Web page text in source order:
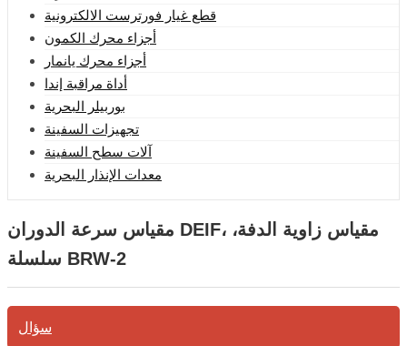
قطع غيار فورترست الالكترونية
أجزاء محرك الكمون
أجزاء محرك يانمار
أداة مراقبة إندا
بوربيلر البحرية
تجهيزات السفينة
آلات سطح السفينة
معدات الإنذار البحرية
مقياس سرعة الدوران DEIF، مقياس زاوية الدفة،
سلسلة BRW-2
سؤال